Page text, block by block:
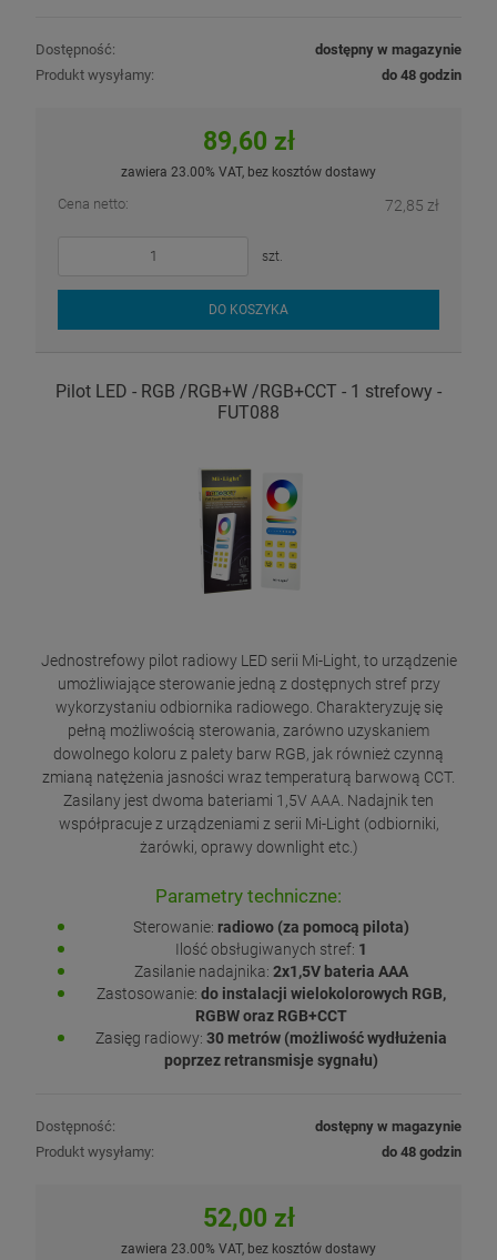
Dostępność:
dostępny w magazynie
Produkt wysyłamy:
do 48 godzin
89,60 zł
zawiera 23.00% VAT, bez kosztów dostawy
Cena netto: 72,85 zł
szt.
DO KOSZYKA
Pilot LED - RGB /RGB+W /RGB+CCT - 1 strefowy -
FUT088
Jednostrefowy pilot radiowy LED serii Mi-Light, to urządzenie
umożliwiające sterowanie jedną z dostępnych stref przy
wykorzystaniu odbiornika radiowego. Charakteryzuję się
pełną możliwością sterowania, zarówno uzyskaniem
dowolnego koloru z palety barw RGB, jak również czynną
zmianą natężenia jasności wraz temperaturą barwową CCT.
Zasilany jest dwoma bateriami 1,5V AAA. Nadajnik ten
współpracuje z urządzeniami z serii Mi-Light (odbiorniki,
żarówki, oprawy downlight etc.)
Parametry techniczne:
Sterowanie: radiowo (za pomocą pilota)
Ilość obsługiwanych stref: 1
Zasilanie nadajnika: 2x1,5V bateria AAA
Zastosowanie: do instalacji wielokolorowych RGB,
RGBW oraz RGB+CCT
Zasięg radiowy: 30 metrów (możliwość wydłużenia
poprzez retransmisje sygnału)
Dostępność:
dostępny w magazynie
Produkt wysyłamy:
do 48 godzin
52,00 zł
zawiera 23.00% VAT, bez kosztów dostawy